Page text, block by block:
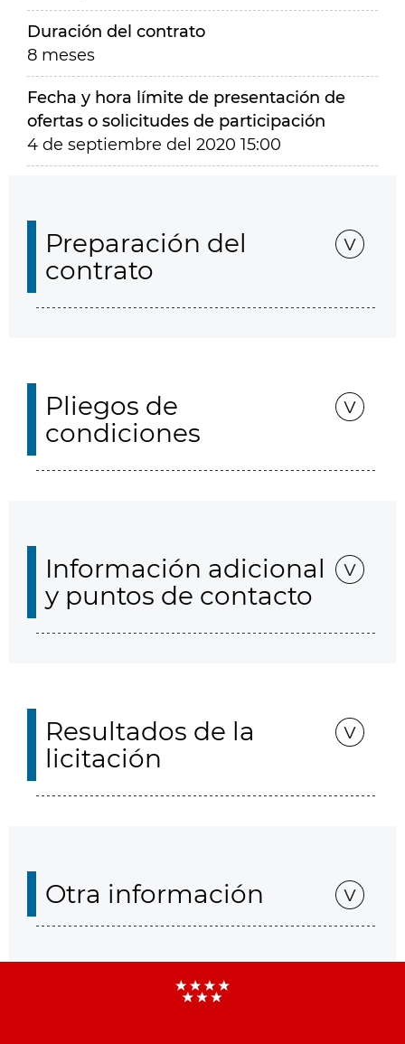
Duración del contrato
8 meses
Fecha y hora límite de presentación de
ofertas o solicitudes de participación
4 de septiembre del 2020 15:00
Preparación del
contrato
Pliegos de
condiciones
Información adicional
y puntos de contacto
Resultados de la
licitación
Otra información